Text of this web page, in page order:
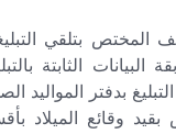
بتلقي
البيانات الثابتة
بدفتر المواليد
وقائع الميلاد